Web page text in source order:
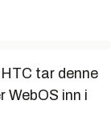
tar denne
WebOS inn i